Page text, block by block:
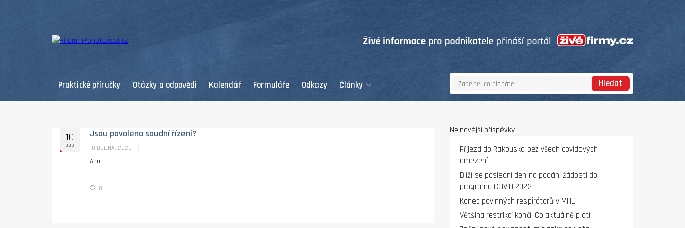
Praktické příručky Otázky a odpovědi Kalendář Formuláře Odkazy Články Hledat
10
DUB
Jsou povolena soudní řízení?
10 DUBNA, 2020
Ano.
0
Nejnovější příspěvky
Příjezd do Rakouska bez všech covidových
omezení
Blíží se poslední den na podání žádosti do
programu COVID 2022
Konec povinných respirátorů v MHD
Většina restrikcí končí. Co aktuálně platí